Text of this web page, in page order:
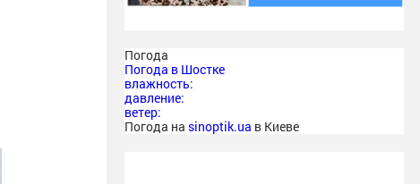
Погода
Погода в Шостке
влажность:
давление:
ветер:
Погода на sinoptik.ua в Киеве